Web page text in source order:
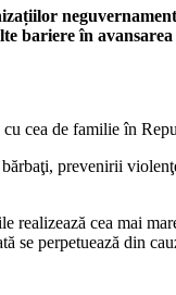
bariere în
cea de familie în
prevenirii
cea mai
se perpetuează din